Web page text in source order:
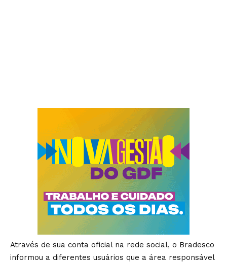
Através de sua conta oficial na rede social, o Bradesco
informou a diferentes usuários que a área responsável